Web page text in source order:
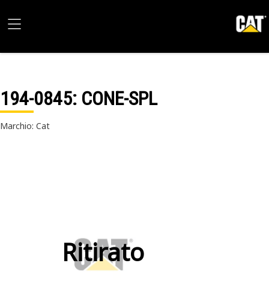
194-0845: CONE-SPL
Marchio: Cat
Ritirato